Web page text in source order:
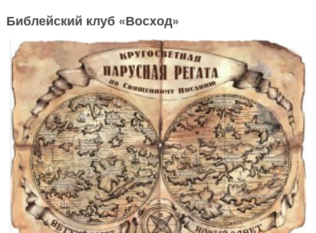
Библейский клуб «Восход»